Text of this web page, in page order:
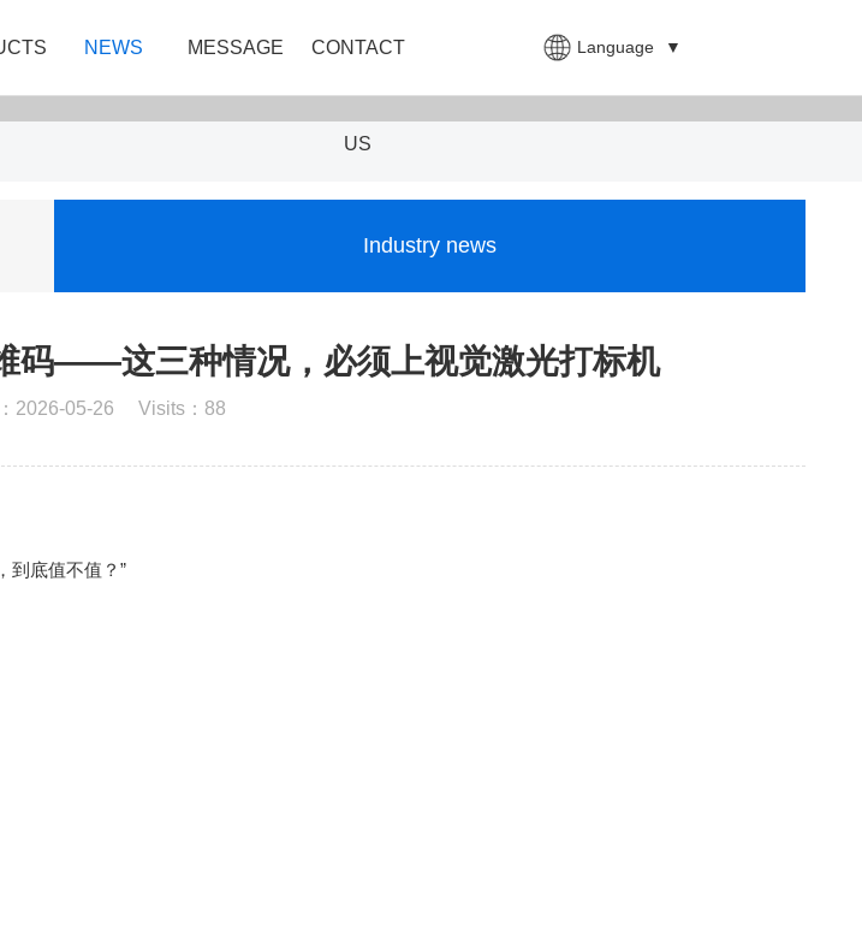
NEWS MESSAGE CONTACT
US
Language ▼
Industry news
码——这三种情况，必须上视觉激光打标机
2026-05-26 Visits：88
到底值不值？”